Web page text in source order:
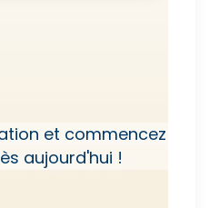
et commencez
aujourd'hui !